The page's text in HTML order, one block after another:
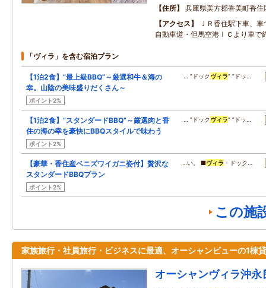
住所
兵庫県美方郡香美町香住
アクセス
ＪＲ香住駅下車、
自動車道・但馬空港ＩＣより車で
「ヴィラ」を含む宿泊プラン
【1泊2食】”最上級BBQ”～厳選和牛＆海の
幸。山陰の美味盛りだくさん～
ポイント2%
… ”ドックヴィラ” ”ドッ…
【1泊2食】”スタンダードBBQ”～厳選肉と香
住の海の幸を豪快にBBQスタイルで味わう
ポイント2%
… ”ドックヴィラ” ”ドッ…
【豪華・香住産ベニズワイガニ姿付】贅沢な
スタンダードBBQプラン
ポイント2%
…い。 ■ヴィラ ・ドック…
この施
家族旅行・社員旅行・ビジネスに最適、オーシャンビューの1棟
オーシャンヴィラ沖永